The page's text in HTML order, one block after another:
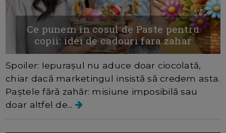
Ce punem in cosul de Paste pentru
copii: idei de cadouri fara zahar
Spoiler: Iepurașul nu aduce doar ciocolată,
chiar dacă marketingul insistă să credem asta.
Paștele fără zahăr: misiune imposibilă sau
doar altfel de...